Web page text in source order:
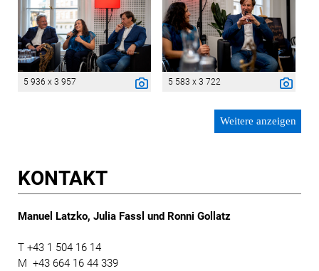
5 936 x 3 957 5 583 x 3 722
Weitere anzeigen
KONTAKT
Manuel Latzko, Julia Fassl und Ronni Gollatz
T +43 1 504 16 14
M +43 664 16 44 339